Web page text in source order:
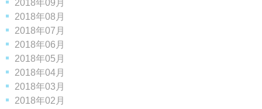
2018年09月
2018年08月
2018年07月
2018年06月
2018年05月
2018年04月
2018年03月
2018年02月